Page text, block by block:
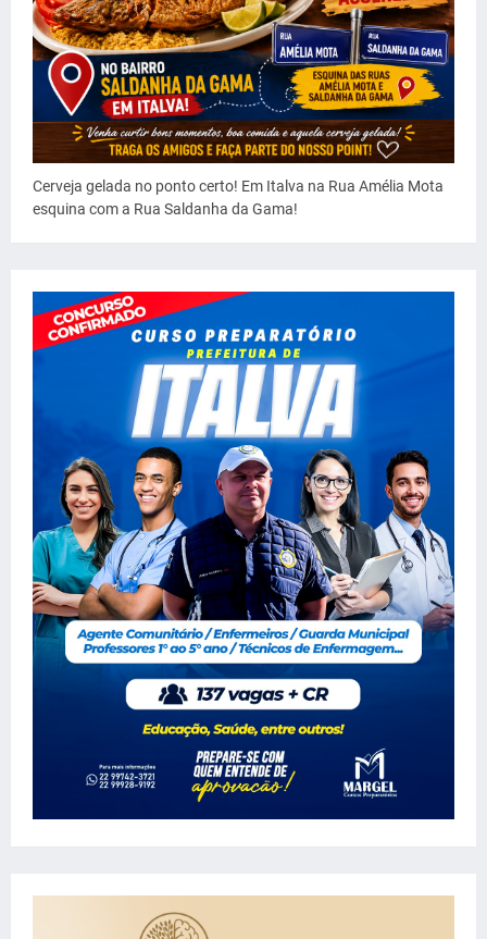
Cerveja gelada no ponto certo! Em Italva na Rua Amélia Mota
esquina com a Rua Saldanha da Gama!